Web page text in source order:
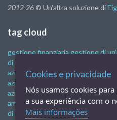
2012-26 © Un'altra soluzione di
tag cloud
gestione finanziariagestione di
di gestione
aziendale programma di controllo
aziendale
aziendale gratuitosoftware di
amministrativa e finanziariala
di gestione finanziaria gestione
Cookies e privacidade
Nós usamos cookies
a sua experiência com o
Mais informações